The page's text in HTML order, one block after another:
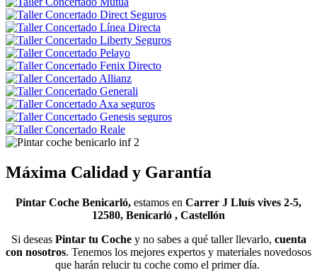
Máxima Calidad y Garantía
Pintar Coche Benicarló, estamos en Carrer J Lluís vives 2-5,
12580, Benicarló , Castellón
Si deseas Pintar tu Cochey no sabes a qué taller llevarlo, cuenta
con nosotros. Tenemos los mejores expertos y materiales novedosos
que harán relucir tu coche como el primer día.